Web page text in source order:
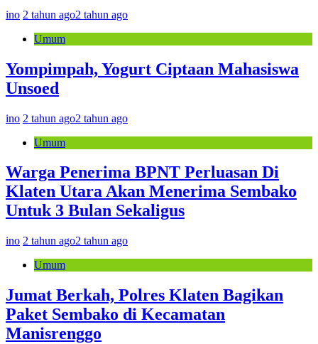
ino 2 tahun ago2 tahun ago
Umum
Yompimpah, Yogurt Ciptaan Mahasiswa
Unsoed
ino 2 tahun ago2 tahun ago
Umum
Warga Penerima BPNT Perluasan Di
Klaten Utara Akan Menerima Sembako
Untuk 3 Bulan Sekaligus
ino 2 tahun ago2 tahun ago
Umum
Jumat Berkah, Polres Klaten Bagikan
Paket Sembako di Kecamatan
Manisrenggo